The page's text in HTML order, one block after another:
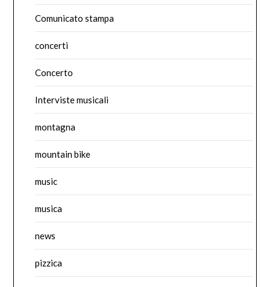
Comunicato stampa
concerti
Concerto
Interviste musicali
montagna
mountain bike
music
musica
news
pizzica